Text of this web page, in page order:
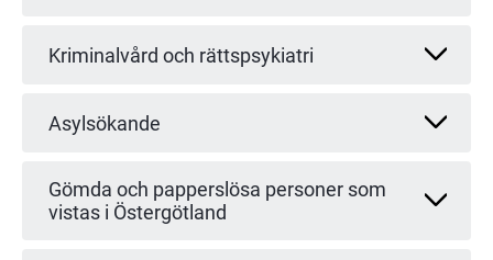
Kriminalvård och rättspsykiatri
Asylsökande
Gömda och papperslösa personer som
vistas i Östergötland